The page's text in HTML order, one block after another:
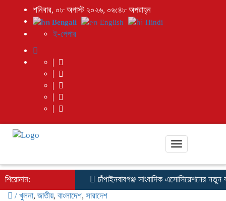
শনিবার, ০৮ অগাস্ট ২০২৬, ০৬:৪৮ অপরাহ্ন
Bengali English Hindi
ই-পেপার
Toggle
শিরোনাম: চাঁপাইনবাবগঞ্জ সাংবাদিক এসোসিয়েশনের নতুন
/ খুলনা, জাতীয়, বাংলাদেশ, সারাদেশ